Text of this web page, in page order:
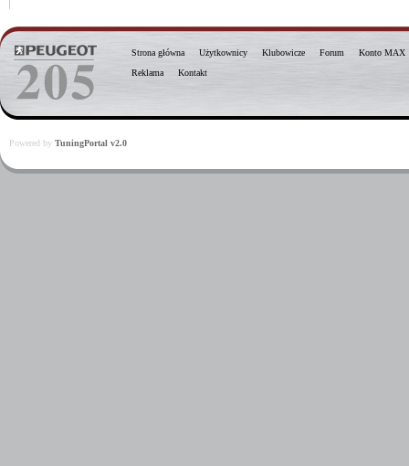
Strona główna Użytkownicy Klubowicze Forum
Konto MAX
Reklama
Kontakt
Powered by TuningPortal v2.0